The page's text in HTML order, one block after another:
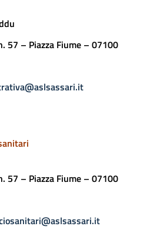
57 – Piazza Fiume – 07100
57 – Piazza Fiume – 07100